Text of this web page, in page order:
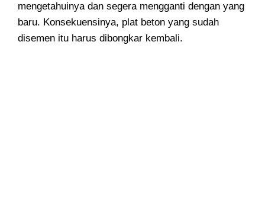
mengetahuinya dan segera mengganti dengan yang
baru. Konsekuensinya, plat beton yang sudah
disemen itu harus dibongkar kembali.